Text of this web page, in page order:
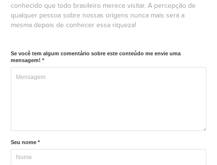
conhecido que todo brasileiro merece visitar. A percepção de
qualquer pessoa sobre nossas origens nunca mais será a
mesma depois de conhecer essa riqueza!
Se você tem algum comentário sobre este conteúdo me envie uma
mensagem! *
Seu nome *